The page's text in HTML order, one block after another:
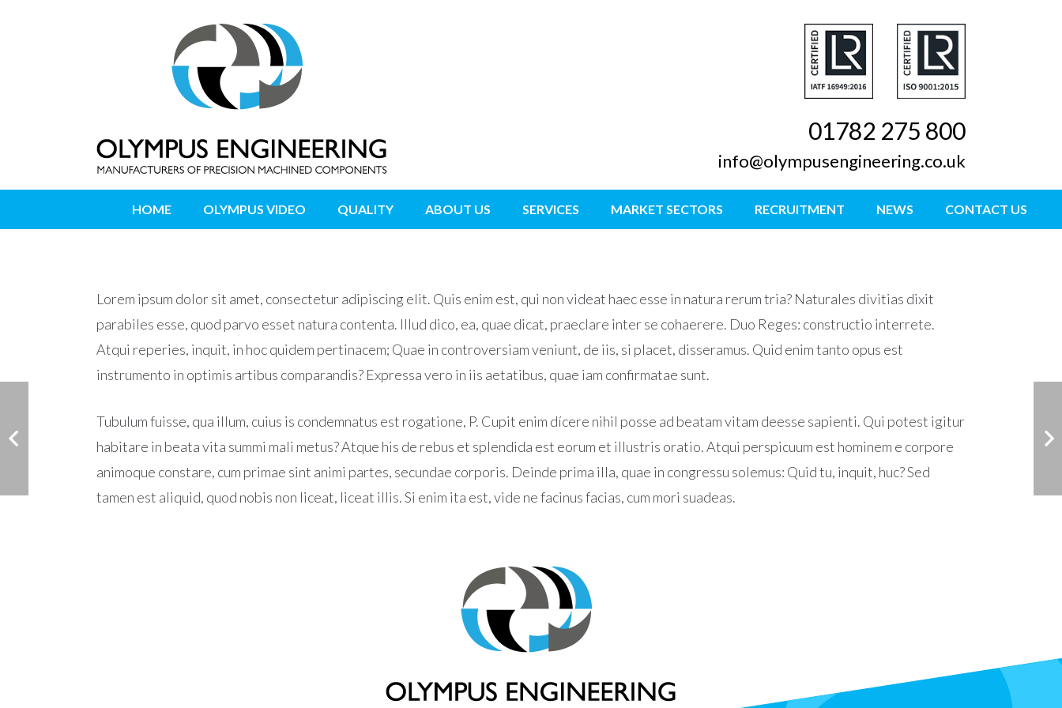
01782 275 800
info@olympusengineering.co.uk
HOME OLYMPUS VIDEO QUALITY ABOUT US SERVICES MARKET SECTORS RECRUITMENT NEWS CONTACT US
Lorem ipsum dolor sit amet, consectetur adipiscing elit. Quis enim est, qui non videat haec esse in natura rerum tria? Naturales divitias dixit
parabiles esse, quod parvo esset natura contenta. Illud dico, ea, quae dicat, praeclare inter se cohaerere. Duo Reges: constructio interrete.
Atqui reperies, inquit, in hoc quidem pertinacem; Quae in controversiam veniunt, de iis, si placet, disseramus. Quid enim tanto opus est
instrumento in optimis artibus comparandis? Expressa vero in iis aetatibus, quae iam confirmatae sunt.
Tubulum fuisse, qua illum, cuius is condemnatus est rogatione, P. Cupit enim dícere nihil posse ad beatam vitam deesse sapienti. Qui potest igitur
habitare in beata vita summi mali metus? Atque his de rebus et splendida est eorum et illustris oratio. Atqui perspicuum est hominem e corpore
animoque constare, cum primae sint animi partes, secundae corporis. Deinde prima illa, quae in congressu solemus: Quid tu, inquit, huc? Sed
tamen est aliquid, quod nobis non liceat, liceat illis. Si enim ita est, vide ne facinus facias, cum mori suadeas.